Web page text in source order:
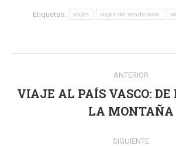
Etiquetas: viajes viajes de senderismo
Navegación
entre
publicaciones
ANTERIOR
Publicación
anterior:
VIAJE AL PAÍS VASCO: DE
LA MONTAÑA
SIGUIENTE